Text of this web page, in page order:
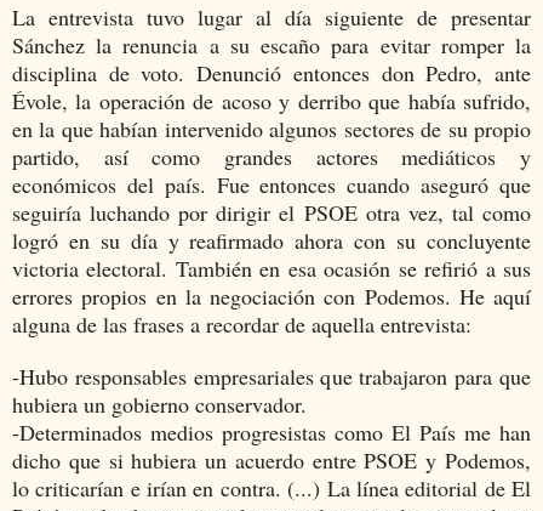
La entrevista tuvo lugar al día siguiente de presentar
Sánchez la renuncia a su escaño para evitar romper la
disciplina de voto. Denunció entonces don Pedro, ante
Évole, la operación de acoso y derribo que había sufrido,
en la que habían intervenido algunos sectores de su propio
partido, así como grandes actores mediáticos y
económicos del país. Fue entonces cuando aseguró que
seguiría luchando por dirigir el PSOE otra vez, tal como
logró en su día y reafirmado ahora con su concluyente
victoria electoral. También en esa ocasión se refirió a sus
errores propios en la negociación con Podemos. He aquí
alguna de las frases a recordar de aquella entrevista:
-Hubo responsables empresariales que trabajaron para que
hubiera un gobierno conservador.
-Determinados medios progresistas como El País me han
dicho que si hubiera un acuerdo entre PSOE y Podemos,
lo criticarían e irían en contra. (...) La línea editorial de El